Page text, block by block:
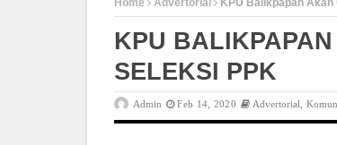
KPU
SELEKSI PPK
Admin Feb 14, 2020 Advertorial